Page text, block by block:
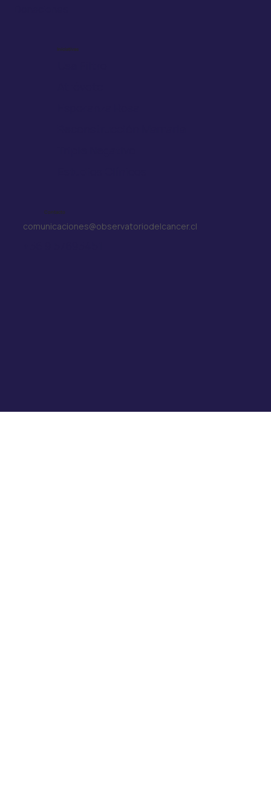
Iniciativas
Contacto
comunicaciones@observatoriodelcancer.cl